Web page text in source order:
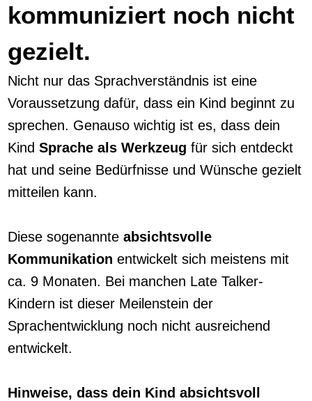
kommuniziert noch nicht
gezielt.
Nicht nur das Sprachverständnis ist eine
Voraussetzung dafür, dass ein Kind beginnt zu
sprechen. Genauso wichtig ist es, dass dein
Kind Sprache als Werkzeug für sich entdeckt
hat und seine Bedürfnisse und Wünsche gezielt
mitteilen kann.
Diese sogenannte absichtsvolle
Kommunikation entwickelt sich meistens mit
ca. 9 Monaten. Bei manchen Late Talker-
Kindern ist dieser Meilenstein der
Sprachentwicklung noch nicht ausreichend
entwickelt.
Hinweise, dass dein Kind absichtsvoll